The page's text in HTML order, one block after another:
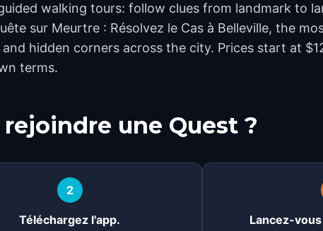
walking tours: follow clues from landmark to
sur Meurtre : Résolvez le Cas à Belleville, the
hidden corners across the city. Prices start at
terms.
une Quest ?
2
Téléchargez l'app. Lancez-